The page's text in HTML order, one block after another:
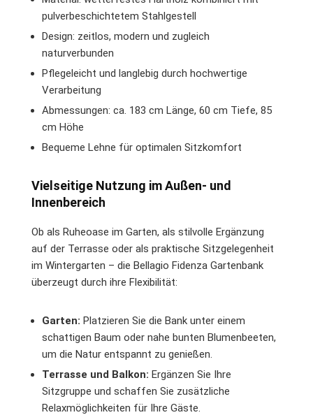
pulverbeschichtetem Stahlgestell
Design: zeitlos, modern und zugleich
naturverbunden
Pflegeleicht und langlebig durch hochwertige
Verarbeitung
Abmessungen: ca. 183 cm Länge, 60 cm Tiefe, 85
cm Höhe
Bequeme Lehne für optimalen Sitzkomfort
Vielseitige Nutzung im Außen- und
Innenbereich
Ob als Ruheoase im Garten, als stilvolle Ergänzung
auf der Terrasse oder als praktische Sitzgelegenheit
im Wintergarten – die Bellagio Fidenza Gartenbank
überzeugt durch ihre Flexibilität:
Garten: Platzieren Sie die Bank unter einem
schattigen Baum oder nahe bunten Blumenbeeten,
um die Natur entspannt zu genießen.
Terrasse und Balkon: Ergänzen Sie Ihre
Sitzgruppe und schaffen Sie zusätzliche
Relaxmöglichkeiten für Ihre Gäste.